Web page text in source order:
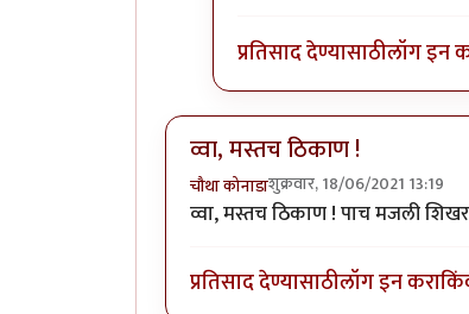
प्रतिसाद देण्यासाठीलॉग इन
व्वा, मस्तच ठिकाण !
चौथा कोनाडाशुक्रवार, 18/06/2021 13:19
व्वा, मस्तच ठिकाण ! पाच मजली
प्रतिसाद देण्यासाठीलॉग इन करा